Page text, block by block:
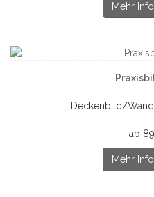
Mehr
Deckenbild/
ab
Mehr